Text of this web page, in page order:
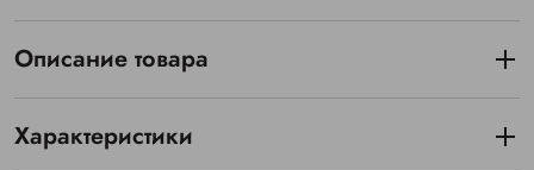
Описание товара
Характеристики